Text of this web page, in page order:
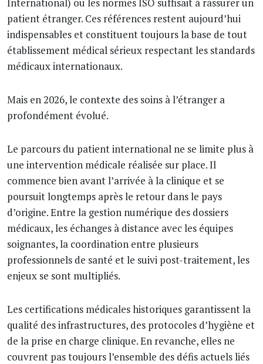
patient étranger. Ces références restent aujourd’hui
indispensables et constituent toujours la base de tout
établissement médical sérieux respectant les standards
médicaux internationaux.
Mais en 2026, le contexte des soins à l’étranger a
profondément évolué.
Le parcours du patient international ne se limite plus à
une intervention médicale réalisée sur place. Il
commence bien avant l’arrivée à la clinique et se
poursuit longtemps après le retour dans le pays
d’origine. Entre la gestion numérique des dossiers
médicaux, les échanges à distance avec les équipes
soignantes, la coordination entre plusieurs
professionnels de santé et le suivi post-traitement, les
enjeux se sont multipliés.
Les certifications médicales historiques garantissent la
qualité des infrastructures, des protocoles d’hygiène et
de la prise en charge clinique. En revanche, elles ne
couvrent pas toujours l’ensemble des défis actuels liés